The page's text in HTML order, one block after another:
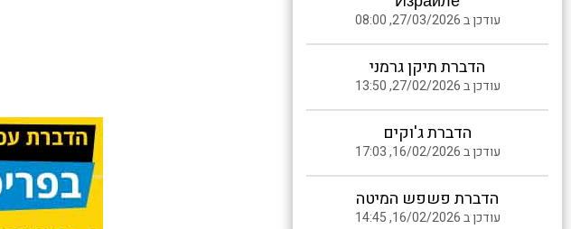
עודכן ב 27/03/2026, 08:00
הדברת תיקן גרמני
עודכן ב 27/02/2026, 13:50
הדברת ג'וקים
עודכן ב 16/02/2026, 17:03
הדברת פשפש המיטה
עודכן ב 16/02/2026, 14:45